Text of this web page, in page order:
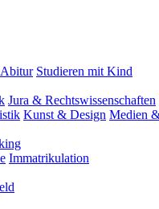
Abitur Studieren mit Kind
Jura & Rechtswissenschaften
Kunst & Design Medien
Immatrikulation